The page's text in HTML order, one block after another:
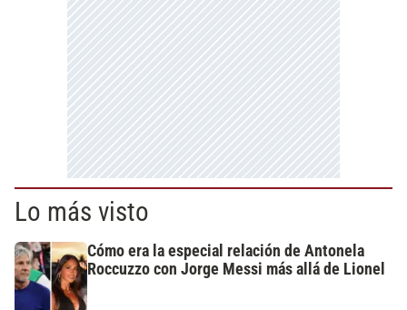
Lo más visto
Cómo era la especial relación de Antonela
Roccuzzo con Jorge Messi más allá de Lionel